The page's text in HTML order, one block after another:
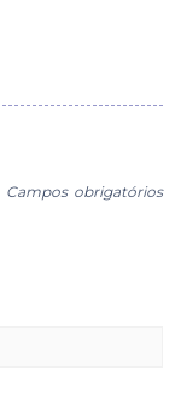
Campos obrigatórios